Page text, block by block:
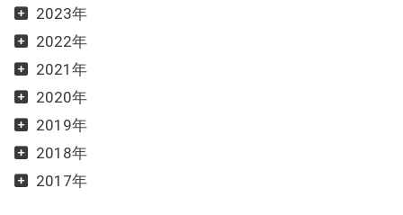
2023年
2022年
2021年
2020年
2019年
2018年
2017年